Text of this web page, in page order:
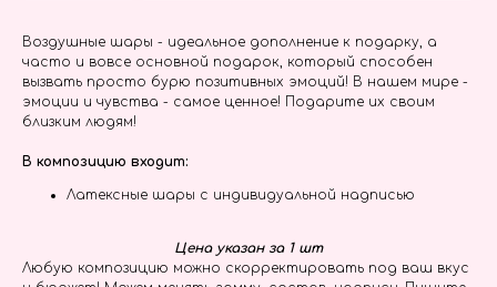
Воздушные шары - идеальное дополнение к подарку, а
часто и вовсе основной подарок, который способен
вызвать просто бурю позитивных эмоций! В нашем мире -
эмоции и чувства - самое ценное! Подарите их своим
близким людям!
В композицию входит:
Латексные шары с индивидуальной надписью
Цена указан за 1 шт
Любую композицию можно скорректировать под ваш вкус